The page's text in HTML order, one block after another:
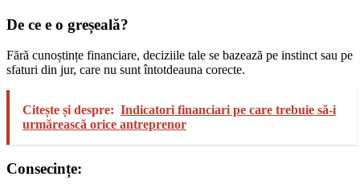
De ce e o greșeală?
Fără cunoștințe financiare, deciziile tale se bazează pe instinct sau pe
sfaturi din jur, care nu sunt întotdeauna corecte.
Citește și despre: Indicatori financiari pe care trebuie să-i
urmărească orice antreprenor
Consecințe: